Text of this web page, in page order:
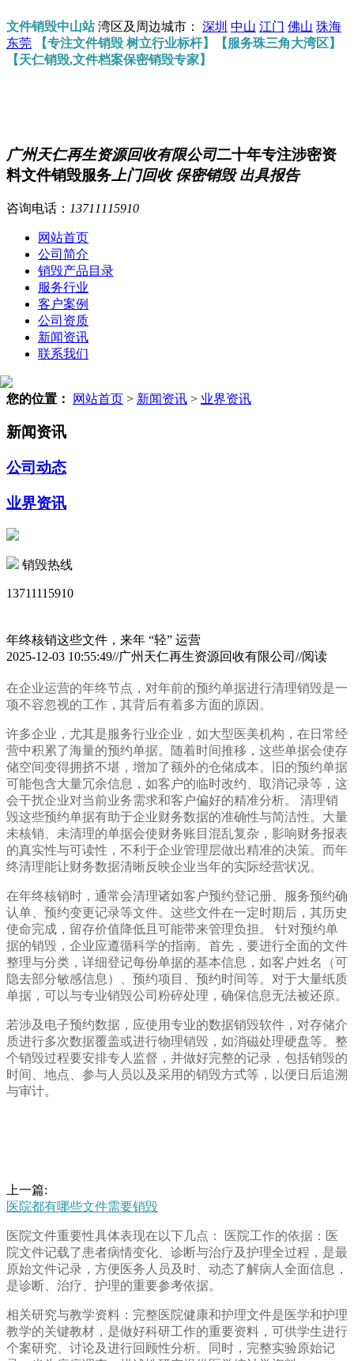
文件销毁中山站湾区及周边城市： 深圳 中山 江门 佛山 珠海
东莞
【专注文件销毁 树立行业标杆】【服务珠三角大湾区】
【天仁销毁,文件档案保密销毁专家】
广州天仁再生资源回收有限公司二十年专注涉密资
料文件销毁服务 上门回收 保密销毁 出具报告
咨询电话： 13711115910
网站首页
公司简介
销毁产品目录
服务行业
客户案例
公司资质
新闻资讯
联系我们
您的位置： 网站首页 > 新闻资讯 > 业界资讯
新闻资讯
公司动态
业界资讯
销毁热线
13711115910
年终核销这些文件，来年 “轻” 运营
2025-12-03 10:55:49//广州天仁再生资源回收有限公司//阅读
在企业运营的年终节点，对年前的预约单据进行清理销毁是一
项不容忽视的工作，其背后有着多方面的原因。
许多企业，尤其是服务行业企业，如大型医美机构，在日常经
营中积累了海量的预约单据。随着时间推移，这些单据会使存
储空间变得拥挤不堪，增加了额外的仓储成本。旧的预约单据
可能包含大量冗余信息，如客户的临时改约、取消记录等，这
会干扰企业对当前业务需求和客户偏好的精准分析。 清理销
毁这些预约单据有助于企业财务数据的准确性与简洁性。大量
未核销、未清理的单据会使财务账目混乱复杂，影响财务报表
的真实性与可读性，不利于企业管理层做出精准的决策。而年
终清理能让财务数据清晰反映企业当年的实际经营状况。
在年终核销时，通常会清理诸如客户预约登记册、服务预约确
认单、预约变更记录等文件。这些文件在一定时期后，其历史
使命完成，留存价值降低且可能带来管理负担。 针对预约单
据的销毁，企业应遵循科学的指南。首先，要进行全面的文件
整理与分类，详细登记每份单据的基本信息，如客户姓名（可
隐去部分敏感信息）、预约项目、预约时间等。对于大量纸质
单据，可以与专业销毁公司粉碎处理，确保信息无法被还原。
若涉及电子预约数据，应使用专业的数据销毁软件，对存储介
质进行多次数据覆盖或进行物理销毁，如消磁处理硬盘等。整
个销毁过程要安排专人监督，并做好完整的记录，包括销毁的
时间、地点、参与人员以及采用的销毁方式等，以便日后追溯
与审计。
上一篇:
医院都有哪些文件需要销毁
医院文件重要性具体表现在以下几点： 医院工作的依据：医
院文件记载了患者病情变化、诊断与治疗及护理全过程，是最
原始文件记录，方便医务人员及时、动态了解病人全面信息，
是诊断、治疗、护理的重要参考依据。
相关研究与教学资料：完整医院健康和护理文件是医学和护理
教学的关键教材，是做好科研工作的重要资料，可供学生进行
个案研究、讨论及进行回顾性分析。同时，完整实验原始记